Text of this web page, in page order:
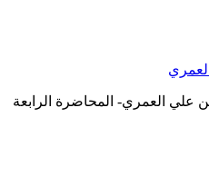
علي العمري- المحاضرة الرابعة